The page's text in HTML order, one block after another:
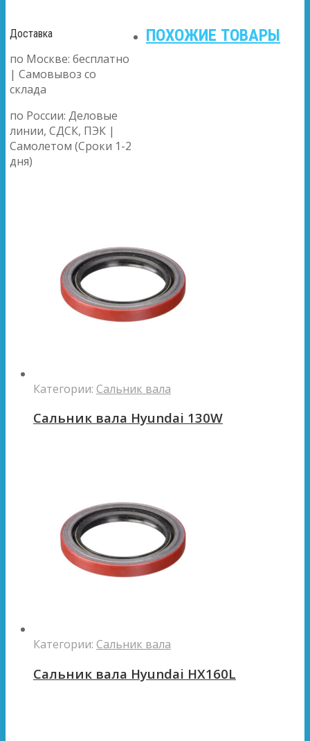
Доставка
по Москве: бесплатно
| Самовывоз со
склада
по России: Деловые
линии, СДСК, ПЭК |
Самолетом (Сроки 1-2
дня)
ПОХОЖИЕ ТОВАРЫ
Категории: Сальник вала
Сальник вала Hyundai 130W
Категории: Сальник вала
Сальник вала Hyundai HX160L